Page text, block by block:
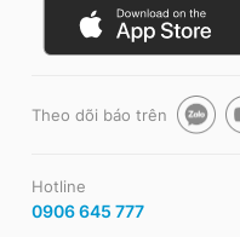
Theo dõi báo trên
Hotline
0906 645 777